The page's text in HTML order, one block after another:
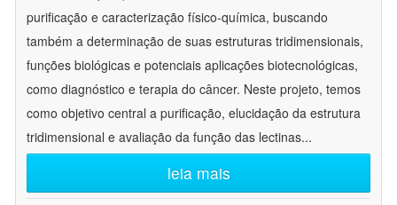
purificação e caracterização físico-química, buscando
também a determinação de suas estruturas tridimensionais,
funções biológicas e potenciais aplicações biotecnológicas,
como diagnóstico e terapia do câncer. Neste projeto, temos
como objetivo central a purificação, elucidação da estrutura
tridimensional e avaliação da função das lectinas...
leia mais